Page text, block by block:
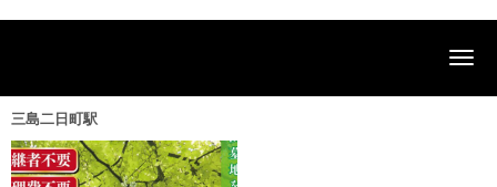
N
v
三島二日町駅